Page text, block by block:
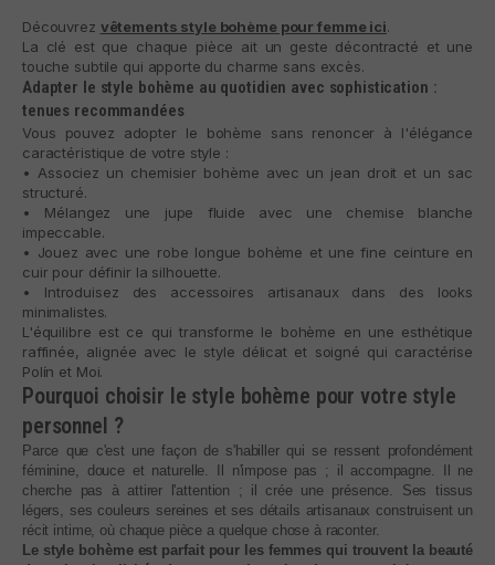
Découvrez vêtements style bohème pour femme ici.
La clé est que chaque pièce ait un geste décontracté et une
touche subtile qui apporte du charme sans excès.
Adapter le style bohème au quotidien avec sophistication :
tenues recommandées
Vous pouvez adopter le bohème sans renoncer à l'élégance
caractéristique de votre style :
• Associez un chemisier bohème avec un jean droit et un sac
structuré.
• Mélangez une jupe fluide avec une chemise blanche
impeccable.
• Jouez avec une robe longue bohème et une fine ceinture en
cuir pour définir la silhouette.
• Introduisez des accessoires artisanaux dans des looks
minimalistes.
L'équilibre est ce qui transforme le bohème en une esthétique
raffinée, alignée avec le style délicat et soigné qui caractérise
Polín et Moi.
Pourquoi choisir le style bohème pour votre style
personnel ?
Parce que c'est une façon de s'habiller qui se ressent profondément
féminine, douce et naturelle. Il n'impose pas ; il accompagne. Il ne
cherche pas à attirer l'attention ; il crée une présence. Ses tissus
légers, ses couleurs sereines et ses détails artisanaux construisent un
récit intime, où chaque pièce a quelque chose à raconter.
Le style bohème est parfait pour les femmes qui trouvent la beauté